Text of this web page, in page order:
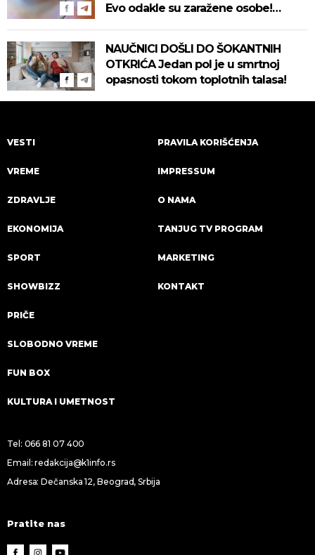
Evo odakle su zaražene osobe!
NAUČNICI DOŠLI DO ŠOKANTNIH
OTKRIĆA Jedan pol je u smrtnoj
opasnosti tokom toplotnih talasa!
VESTI
VREME
ZDRAVLJE
EKONOMIJA
SPORT
SHOWBIZZ
PRIČE
SLOBODNO VREME
FUN BOX
KULTURA I UMETNOST
PRAVILA KORIŠĆENJA
IMPRESSUM
O NAMA
TANJUG TV PROGRAM
MARKETING
KONTAKT
Tel: 066 81 07 400
Email:redakcija@k1info.rs
Adresa: Dečanska 12, Beograd, Srbija
Pratite nas